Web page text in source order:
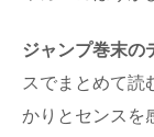
ジャンプ巻末の
スでまとめて
かりとセンスを